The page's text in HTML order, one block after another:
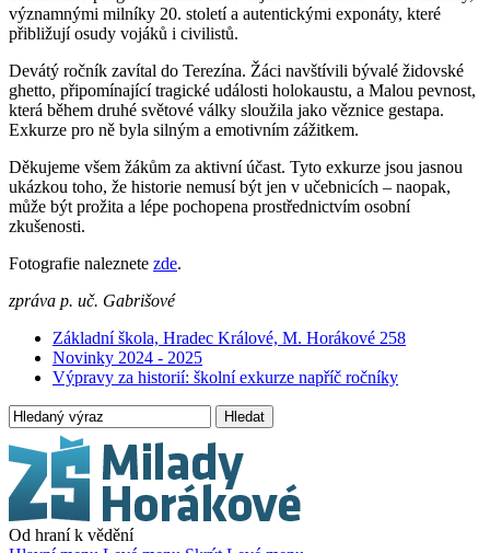
významnými milníky 20. století a autentickými exponáty, které
přibližují osudy vojáků i civilistů.
Devátý ročník zavítal do Terezína. Žáci navštívili bývalé židovské
ghetto, připomínající tragické události holokaustu, a Malou pevnost,
která během druhé světové války sloužila jako věznice gestapa.
Exkurze pro ně byla silným a emotivním zážitkem.
Děkujeme všem žákům za aktivní účast. Tyto exkurze jsou jasnou
ukázkou toho, že historie nemusí být jen v učebnicích – naopak,
může být prožita a lépe pochopena prostřednictvím osobní
zkušenosti.
Fotografie naleznete zde.
zpráva p. uč. Gabrišové
Základní škola, Hradec Králové, M. Horákové 258
Novinky 2024 - 2025
Výpravy za historií: školní exkurze napříč ročníky
Hledat
Od hraní k vědění